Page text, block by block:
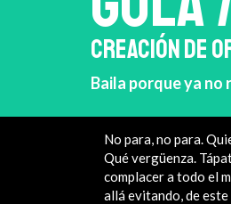
CREACIÓN DE
Baila porque ya no
No para, no para.
Qué vergüenza.
complacer a todo el
allá evitando, de